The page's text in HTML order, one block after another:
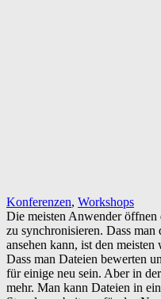
Konferenzen, Workshops
Die meisten Anwender
zu synchronisieren. Dass
ansehen kann, ist den
Dass man Dateien bewerten
für einige neu sein. Aber in
mehr. Man kann Dateien in